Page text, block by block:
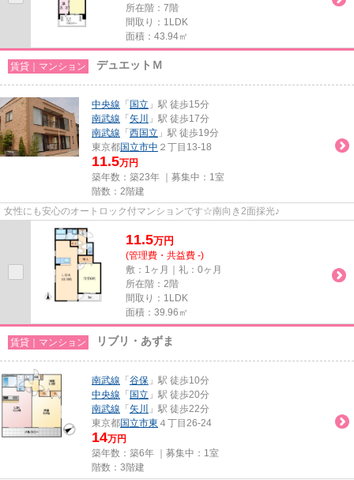
所在階：7階
間取り：1LDK
面積：43.94㎡
賃貸｜マンション デュエットＭ
中央線 「 国立 」駅 徒歩15分
南武線 「 矢川
」駅 徒歩17分
南武線 「 西国立 」駅 徒歩19分
東京都国立市中 ２丁目13-18
11.5万円
築年数：築23年 ｜募集中： 1室
階数：2階建
女性にも安心のオートロック付マンションです☆南向き2面採光♪
11.5万円
(管理費・共益費 -)
敷：1ヶ月｜礼：0ヶ月
所在階：2階
間取り：1LDK
面積：39.96㎡
賃貸｜マンション リブリ・あずま
南武線 「 谷保 」駅 徒歩10分
中央線 「 国立 」駅 徒歩20分
南武線 「 矢川
」駅 徒歩22分
東京都国立市東 ４丁目26-24
14万円
築年数：築6年 ｜募集中： 1室
階数：3階建